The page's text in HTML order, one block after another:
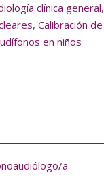
clínica general
,Calibración
en niños
a